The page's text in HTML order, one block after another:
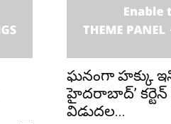
ఘనంగా హక్కు
హైదరాబాద్’ కర్టెన్
విడుదల...